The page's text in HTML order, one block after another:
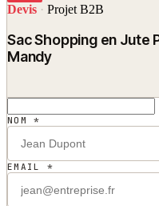
Devis · Projet B2B
Sac Shopping en Jute
Mandy
NOM *
EMAIL *